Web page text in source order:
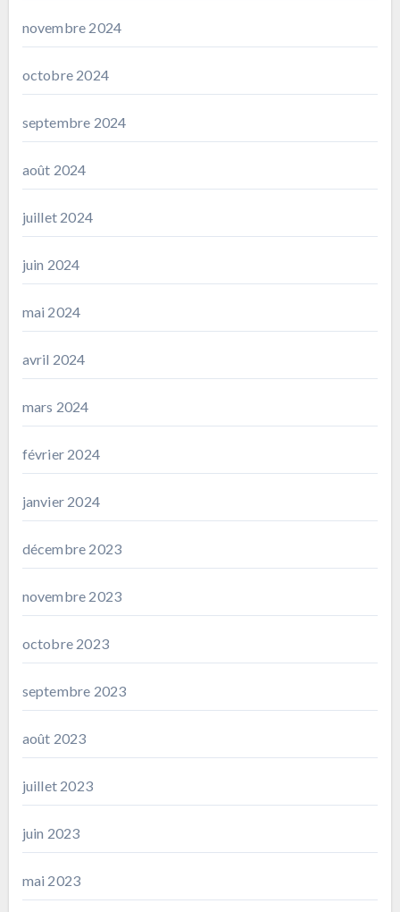
novembre 2024
octobre 2024
septembre 2024
août 2024
juillet 2024
juin 2024
mai 2024
avril 2024
mars 2024
février 2024
janvier 2024
décembre 2023
novembre 2023
octobre 2023
septembre 2023
août 2023
juillet 2023
juin 2023
mai 2023